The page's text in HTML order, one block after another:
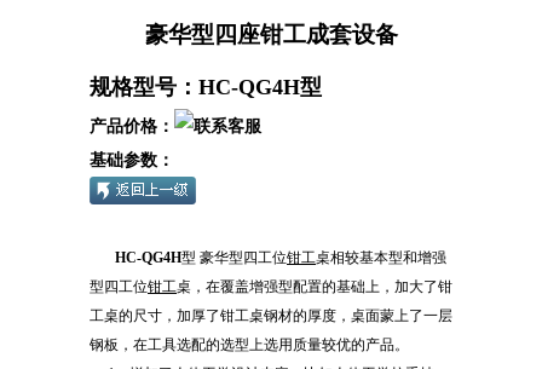
具
豪华型四座钳工成套设备
规格型号：HC-QG4H型
产品价格：
基础参数：
HC-QG4H型 豪华型四工位钳工桌相较基本型和增强
型四工位钳工桌，在覆盖增强型配置的基础上，加大了钳
工桌的尺寸，加厚了钳工桌钢材的厚度，桌面蒙上了一层
钢板，在工具选配的选型上选用质量较优的产品。